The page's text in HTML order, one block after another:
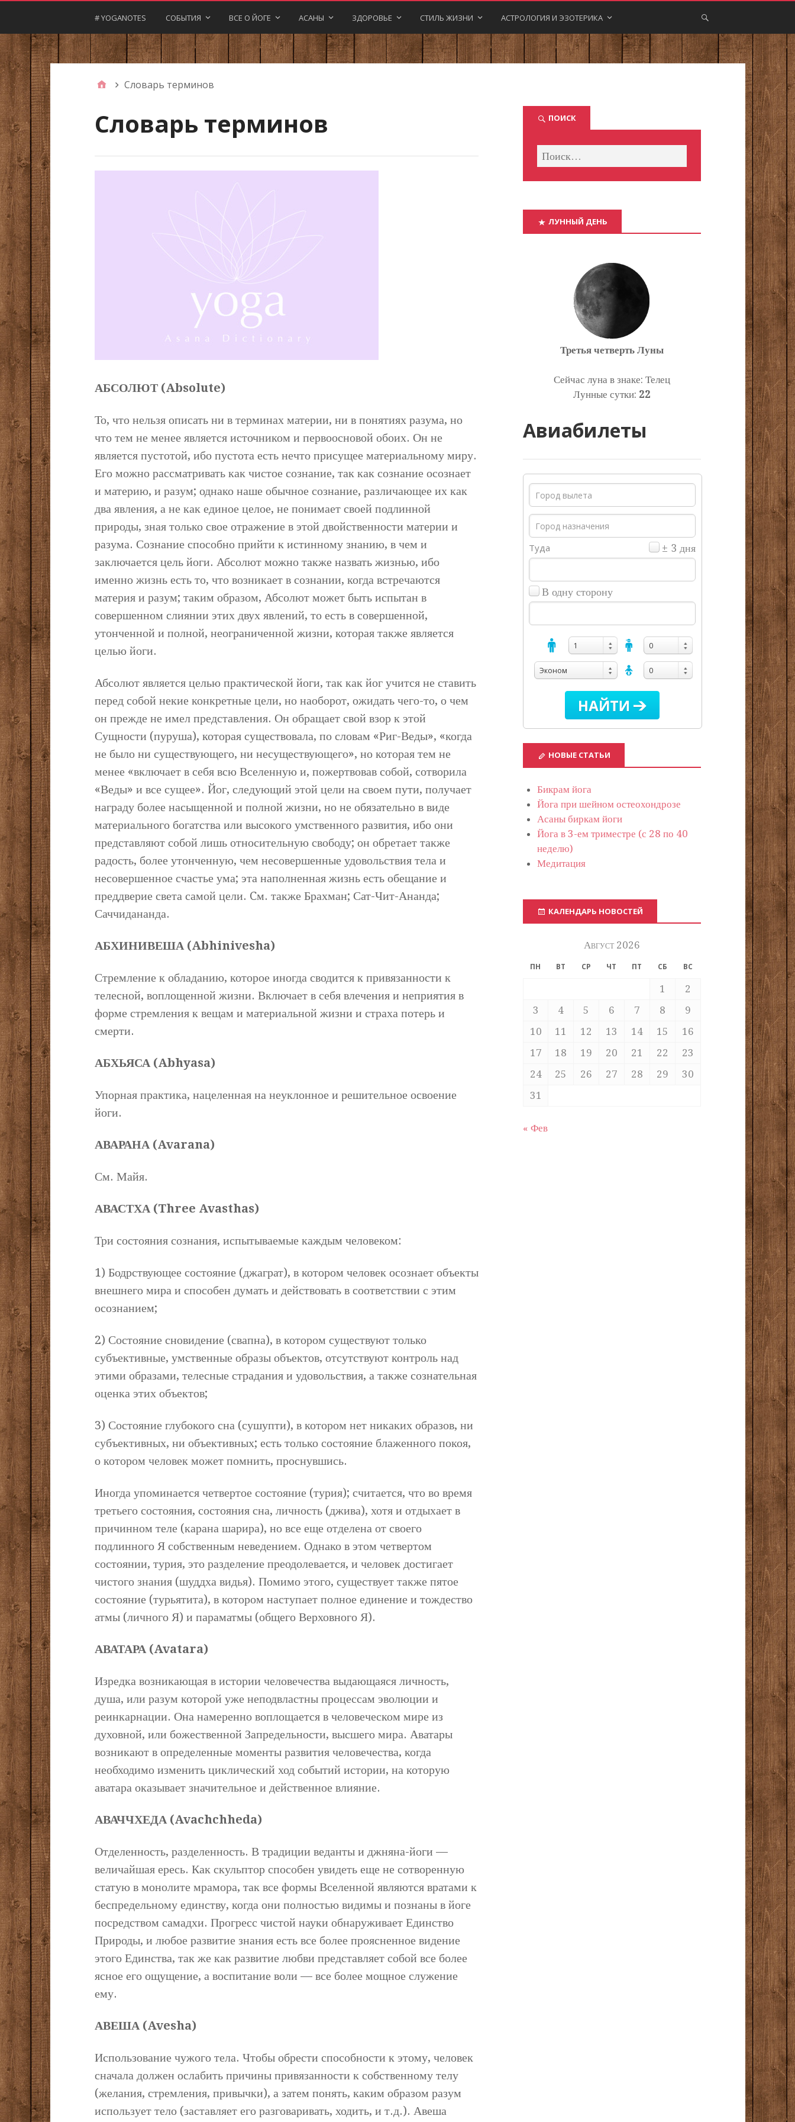
# YOGANOTES СОБЫТИЯ ВСЕ О ЙОГЕ АСАНЫ ЗДОРОВЬЕ СТИЛЬ ЖИЗНИ АСТРОЛОГИЯ И ЭЗОТЕРИКА
Словарь терминов
Словарь терминов
АБСОЛЮТ (Absolute)
То, что нельзя описать ни в терминах материи, ни в понятиях разума, но
что тем не менее является источником и первоосновой обоих. Он не
является пустотой, ибо пустота есть нечто присущее материальному миру.
Его можно рассматривать как чистое сознание, так как сознание осознает
и материю, и разум; однако наше обычное сознание, различающее их как
два явления, а не как единое целое, не понимает своей подлинной
природы, зная только свое отражение в этой двойственности материи и
разума. Сознание способно прийти к истинному знанию, в чем и
заключается цель йоги. Абсолют можно также назвать жизнью, ибо
именно жизнь есть то, что возникает в сознании, когда встречаются
материя и разум; таким образом, Абсолют может быть испытан в
совершенном слиянии этих двух явлений, то есть в совершенной,
утонченной и полной, неограниченной жизни, которая также является
целью йоги.
Абсолют является целью практической йоги, так как йог учится не ставить
перед собой некие конкретные цели, но наоборот, ожидать чего-то, о чем
он прежде не имел представления. Он обращает свой взор к этой
Сущности (пуруша), которая существовала, по словам «Риг-Веды», «когда
не было ни существующего, ни несуществующего», но которая тем не
менее «включает в себя всю Вселенную и, пожертвовав собой, сотворила
«Веды» и все сущее». Йог, следующий этой цели на своем пути, получает
награду более насыщенной и полной жизни, но не обязательно в виде
материального богатства или высокого умственного развития, ибо они
представляют собой лишь относительную свободу; он обретает также
радость, более утонченную, чем несовершенные удовольствия тела и
несовершенное счастье ума; эта наполненная жизнь есть обещание и
преддверие света самой цели. Cм. также Брахман; Сат-Чит-Ананда;
Саччидананда.
АБХИНИВЕША (Abhinivesha)
Стремление к обладанию, которое иногда сводится к привязанности к
телесной, воплощенной жизни. Включает в себя влечения и неприятия в
форме стремления к вещам и материальной жизни и страха потерь и
смерти.
АБХЬЯСА (Abhyasa)
Упорная практика, нацеленная на неуклонное и решительное освоение
йоги.
АВАРАНА (Avarana)
См. Майя.
АВАСТХА (Three Avasthas)
Три состояния сознания, испытываемые каждым человеком:
1) Бодрствующее состояние (джаграт), в котором человек осознает объекты
внешнего мира и способен думать и действовать в соответствии с этим
осознанием;
2) Состояние сновидение (свапна), в котором существуют только
субъективные, умственные образы объектов, отсутствуют контроль над
этими образами, телесные страдания и удовольствия, а также сознательная
оценка этих объектов;
3) Состояние глубокого сна (сушупти), в котором нет никаких образов, ни
субъективных, ни объективных; есть только состояние блаженного покоя,
о котором человек может помнить, проснувшись.
Иногда упоминается четвертое состояние (турия); считается, что во время
третьего состояния, состояния сна, личность (джива), хотя и отдыхает в
причинном теле (карана шарира), но все еще отделена от своего
подлинного Я собственным неведением. Однако в этом четвертом
состоянии, турия, это разделение преодолевается, и человек достигает
чистого знания (шуддха видья). Помимо этого, существует также пятое
состояние (турьятита), в котором наступает полное единение и тождество
атмы (личного Я) и параматмы (общего Верховного Я).
АВАТАРА (Avatara)
Изредка возникающая в истории человечества выдающаяся личность,
душа, или разум которой уже неподвластны процессам эволюции и
реинкарнации. Она намеренно воплощается в человеческом мире из
духовной, или божественной Запредельности, высшего мира. Аватары
возникают в определенные моменты развития человечества, когда
необходимо изменить циклический ход событий истории, на которую
аватара оказывает значительное и действенное влияние.
АВАЧЧХЕДА (Avachchheda)
Отделенность, разделенность. В традиции веданты и джняна-йоги —
величайшая ересь. Как скульптор способен увидеть еще не сотворенную
статую в монолите мрамора, так все формы Вселенной являются вратами к
беспредельному единству, когда они полностью видимы и познаны в йоге
посредством самадхи. Прогресс чистой науки обнаруживает Единство
Природы, и любое развитие знания есть все более проясненное видение
этого Единства, так же как развитие любви представляет собой все более
ясное его ощущение, а воспитание воли — все более мощное служение
ему.
АВЕША (Avesha)
Использование чужого тела. Чтобы обрести способности к этому, человек
сначала должен ослабить причины привязанности к собственному телу
(желания, стремления, привычки), а затем понять, каким образом разум
использует тело (заставляет его разговаривать, ходить, и т.д.). Авеша
ПОИСК
ЛУННЫЙ ДЕНЬ
Третья четверть Луны
Сейчас луна в знаке: Телец
Лунные сутки: 22
Авиабилеты
Туда ± 3 дня
В одну сторону
1 0
Эконом 0
НОВЫЕ СТАТЬИ
Бикрам йога
Йога при шейном остеохондрозе
Асаны биркам йоги
Йога в 3-ем триместре (с 28 по 40
неделю)
Медитация
КАЛЕНДАРЬ НОВОСТЕЙ
Август 2026
ПН ВТ СР ЧТ ПТ СБ ВС
1
2
3
4 5 6 7 8
9
10
11 12 13 14 15
16
17
18 19 20 21 22
23
24
25 26 27 28 29
30
31
« Фев